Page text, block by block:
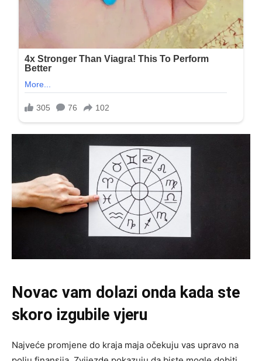
Novac vam dolazi onda kada ste
skoro izgubile vjeru
Najveće promjene do kraja maja očekuju vas upravo na